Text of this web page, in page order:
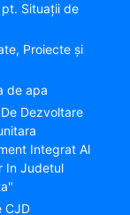
Situații de
Proiecte și
de apa
Dezvoltare
Integrat Al
In Judetul
CJD